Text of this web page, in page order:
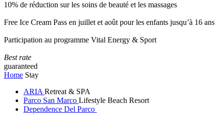
10% de réduction sur les soins de beauté et les massages
Free Ice Cream Pass en juillet et août pour les enfants jusqu’à 16 ans
Participation au programme Vital Energy & Sport
Best rate
guaranteed
Home Stay
ARIA Retreat & SPA
Parco San Marco Lifestyle Beach Resort
Dependence Del Parco